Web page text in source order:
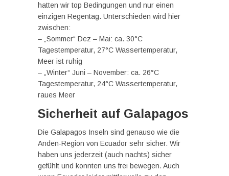
hatten wir top Bedingungen und nur einen
einzigen Regentag. Unterschieden wird hier
zwischen:
– „Sommer“ Dez – Mai: ca. 30°C
Tagestemperatur, 27°C Wassertemperatur,
Meer ist ruhig
– „Winter“ Juni – November: ca. 26°C
Tagestemperatur, 24°C Wassertemperatur,
raues Meer
Sicherheit auf Galapagos
Die Galapagos Inseln sind genauso wie die
Anden-Region von Ecuador sehr sicher. Wir
haben uns jederzeit (auch nachts) sicher
gefühlt und konnten uns frei bewegen. Auch